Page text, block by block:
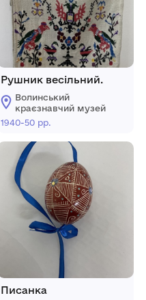
Рушник весільний.
Волинський
краєзнавчий музей
1940-50 рр.
Писанка